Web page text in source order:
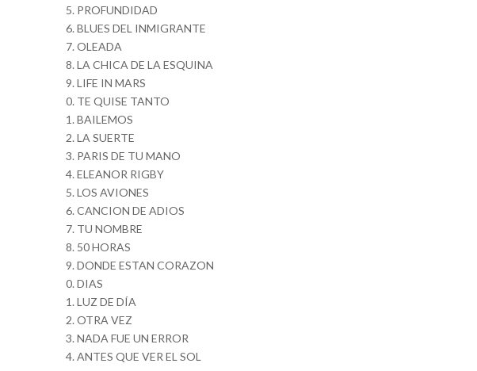
PROFUNDIDAD
BLUES DEL INMIGRANTE
OLEADA
LA CHICA DE LA ESQUINA
LIFE IN MARS
TE QUISE TANTO
BAILEMOS
LA SUERTE
PARIS DE TU MANO
ELEANOR RIGBY
LOS AVIONES
CANCION DE ADIOS
TU NOMBRE
50 HORAS
DONDE ESTAN CORAZON
DIAS
LUZ DE DÍA
OTRA VEZ
NADA FUE UN ERROR
ANTES QUE VER EL SOL